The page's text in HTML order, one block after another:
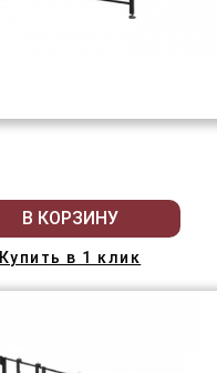
В КОРЗИНУ
Купить в 1 клик